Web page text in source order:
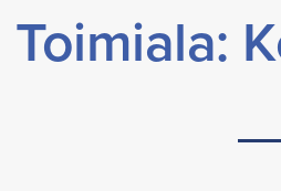
Toimiala: